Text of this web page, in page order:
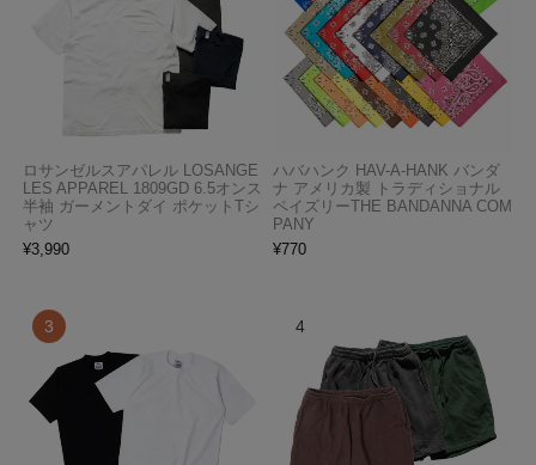
ロサンゼルスアパレル LOSANGE
LES APPAREL 1809GD 6.5オンス
半袖 ガーメントダイ ポケットTシ
ャツ
¥3,990
ハバハンク HAV-A-HANK バンダ
ナ アメリカ製 トラディショナル
ペイズリーTHE BANDANNA COM
PANY
¥770